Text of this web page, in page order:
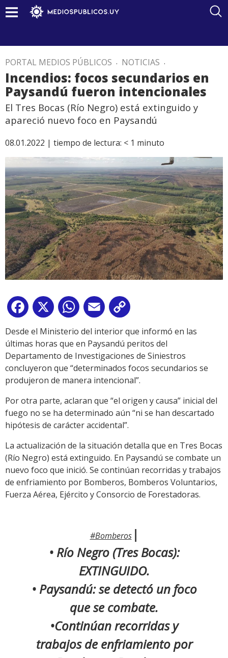
PORTAL MEDIOS PÚBLICOS . NOTICIAS .
Incendios: focos secundarios en
Paysandú fueron intencionales
El Tres Bocas (Río Negro) está extinguido y
apareció nuevo foco en Paysandú
08.01.2022 | tiempo de lectura: < 1 minuto
Facebook
X WhatsApp
Email
Link
Desde el Ministerio del interior que informó en las
últimas horas que en Paysandú peritos del
Departamento de Investigaciones de Siniestros
concluyeron que “determinados focos secundarios se
produjeron de manera intencional”.
Por otra parte, aclaran que “el origen y causa” inicial del
fuego no se ha determinado aún “ni se han descartado
hipótesis de carácter accidental”.
La actualización de la situación detalla que en Tres Bocas
(Río Negro) está extinguido. En Paysandú se combate un
nuevo foco que inició. Se continúan recorridas y trabajos
de enfriamiento por Bomberos, Bomberos Voluntarios,
Fuerza Aérea, Ejército y Consorcio de Forestadoras.
#Bomberos|
• Río Negro (Tres Bocas):
EXTINGUIDO.
• Paysandú: se detectó un foco
que se combate.
•Continúan recorridas y
trabajos de enfriamiento por